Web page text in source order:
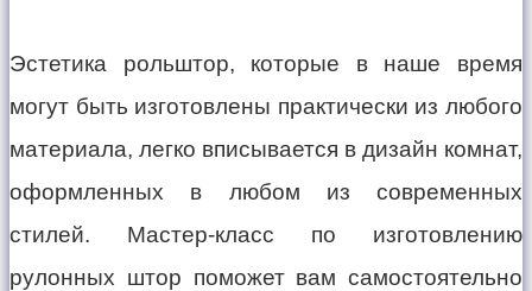
Эстетика рольштор, которые в наше время
могут быть изготовлены практически из любого
материала, легко вписывается в дизайн комнат,
оформленных в любом из современных
стилей. Мастер-класс по изготовлению
рулонных штор поможет вам самостоятельно